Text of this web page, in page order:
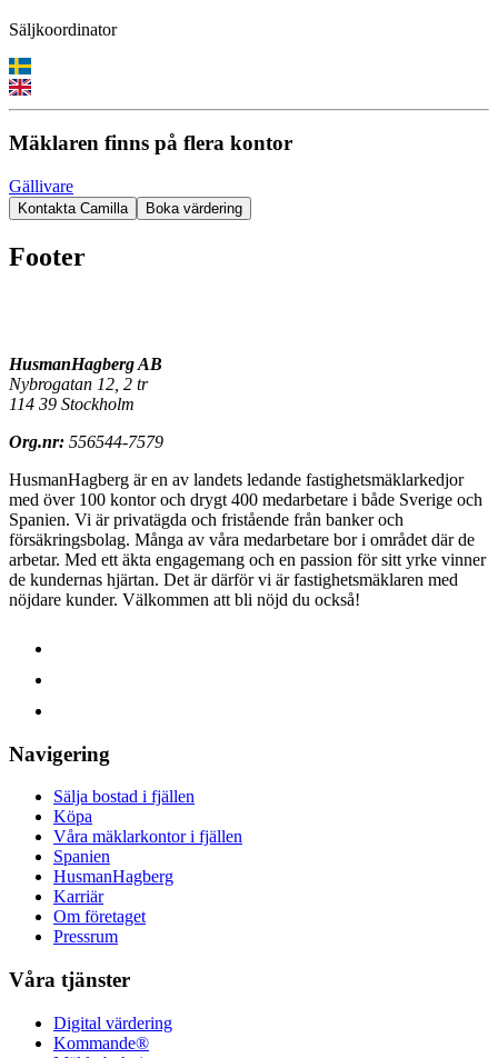
Säljkoordinator
Mäklaren finns på flera kontor
Gällivare
Kontakta Camilla Boka värdering
Footer
HusmanHagberg AB
Nybrogatan 12, 2 tr
114 39 Stockholm
Org.nr: 556544-7579
HusmanHagberg är en av landets ledande fastighetsmäklarkedjor
med över 100 kontor och drygt 400 medarbetare i både Sverige och
Spanien. Vi är privatägda och fristående från banker och
försäkringsbolag. Många av våra medarbetare bor i området där de
arbetar. Med ett äkta engagemang och en passion för sitt yrke vinner
de kundernas hjärtan. Det är därför vi är fastighetsmäklaren med
nöjdare kunder. Välkommen att bli nöjd du också!
Navigering
Sälja bostad i fjällen
Köpa
Våra mäklarkontor i fjällen
Spanien
HusmanHagberg
Karriär
Om företaget
Pressrum
Våra tjänster
Digital värdering
Kommande®